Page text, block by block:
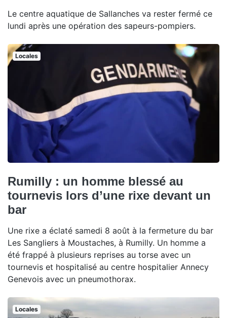
Le centre aquatique de Sallanches va rester fermé ce
lundi après une opération des sapeurs-pompiers.
Locales
Rumilly : un homme blessé au
tournevis lors d’une rixe devant un
bar
Une rixe a éclaté samedi 8 août à la fermeture du bar
Les Sangliers à Moustaches, à Rumilly. Un homme a
été frappé à plusieurs reprises au torse avec un
tournevis et hospitalisé au centre hospitalier Annecy
Genevois avec un pneumothorax.
Locales